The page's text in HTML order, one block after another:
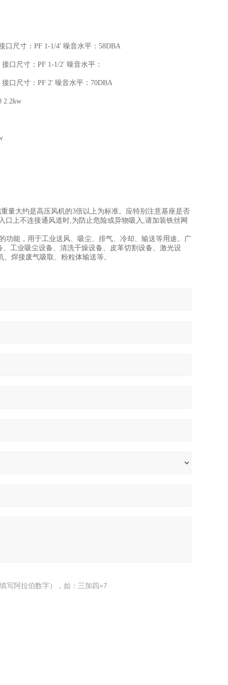
尺寸：PF 1-1/4' 噪音水平：58DBA
口尺寸：PF 1-1/2' 噪音水平：
口尺寸：PF 2' 噪音水平：70DBA
2.2kw
大约是高压风机的3倍以上为标准。应特别注意基座是否
上不连接通风道时,为防止危险或异物吸入,请加装铁丝网
功能，用于工业送风、吸尘、排气、冷却、输送等用途。广
工业吸尘设备、清洗干燥设备、皮革切割设备、激光设
焊接废气吸取、粉粒体输送等。
写阿拉伯数字），如：三加四=7